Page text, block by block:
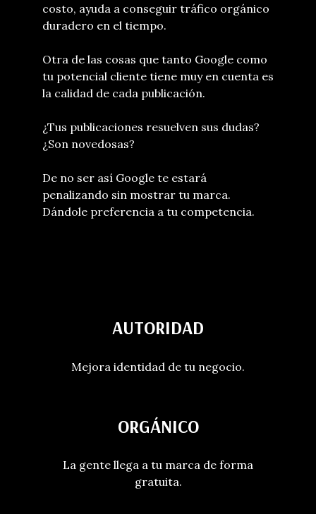
costo, ayuda a conseguir tráfico orgánico
duradero en el tiempo.
Otra de las cosas que tanto Google como
tu potencial cliente tiene muy en cuenta es
la calidad de cada publicación.
¿Tus publicaciones resuelven sus dudas?
¿Son novedosas?
De no ser así Google te estará
penalizando sin mostrar tu marca.
Dándole preferencia a tu competencia.
AUTORIDAD
Mejora identidad de tu negocio.
ORGÁNICO
La gente llega a tu marca de forma
gratuita.